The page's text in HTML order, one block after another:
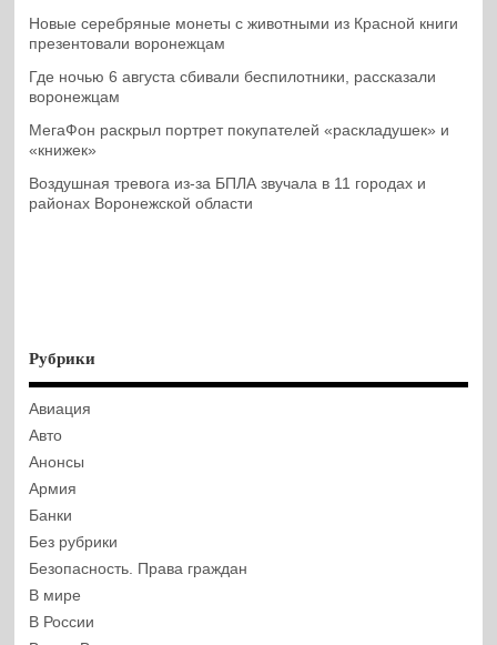
Новые серебряные монеты с животными из Красной книги
презентовали воронежцам
Где ночью 6 августа сбивали беспилотники, рассказали
воронежцам
МегаФон раскрыл портрет покупателей «раскладушек» и
«книжек»
Воздушная тревога из-за БПЛА звучала в 11 городах и
районах Воронежской области
Рубрики
Авиация
Авто
Анонсы
Армия
Банки
Без рубрики
Безопасность. Права граждан
В мире
В России